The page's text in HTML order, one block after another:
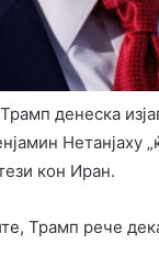
денеска
Нетанјаху
кон Иран.
Трамп рече